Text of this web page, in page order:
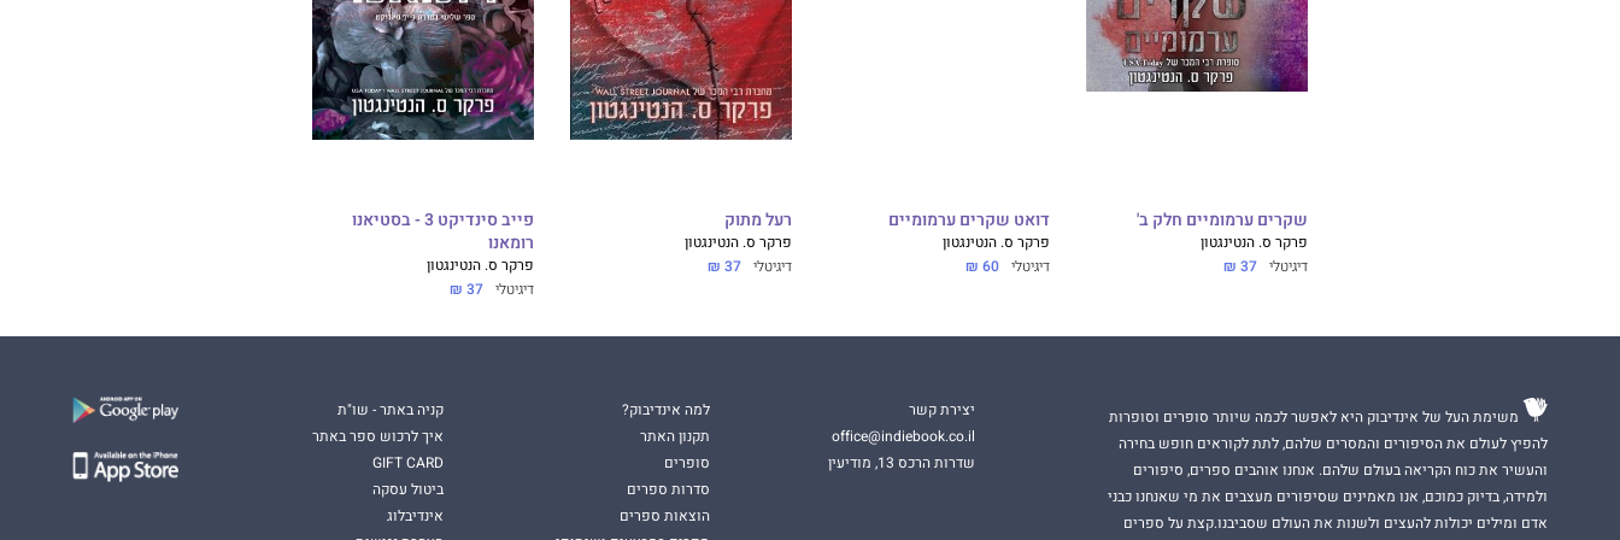
פשוטו כמשמעו.
אסבול את האכזריות שלו בשקט, בידיעה שיש דבר שהוא רוצה יותר מנקמה...
לאוהבים.
שקרים ערמומיים חלק ב'
פרקר ס. הנטינגטון
דיגיטלי 37 ₪
דואט שקרים ערמומיים
פרקר ס. הנטינגטון
דיגיטלי 60 ₪
רעל מתוק
פרקר ס. הנטינגטון
דיגיטלי 37 ₪
פייב סינדיקט 3 - בסטיאנו
רומאנו
פרקר ס. הנטינגטון
דיגיטלי 37 ₪
משימת העל של אינדיבוק היא לאפשר לכמה שיותר סופרים וסופרות
להפיץ לעולם את הסיפורים והמסרים שלהם, לתת לקוראים חופש בחירה
והעשיר את כוח הקריאה בעולם שלהם. אנחנו אוהבים ספרים, סיפורים
ולמידה, בדיוק כמוכם, אנו מאמינים שסיפורים מעצבים את מי שאנחנו כבני
אדם ומילים יכולות להעצים ולשנות את העולם שסביבנו.קצת על ספרים
יצירת קשר
office@indiebook.co.il
שדרות הרכס 13, מודיעין
למה אינדיבוק?
תקנון האתר
סופרים
סדרות ספרים
הוצאות ספרים
קניה באתר - שו"ת
איך לרכוש ספר באתר
GIFT CARD
ביטול עסקה
אינדיבלוג